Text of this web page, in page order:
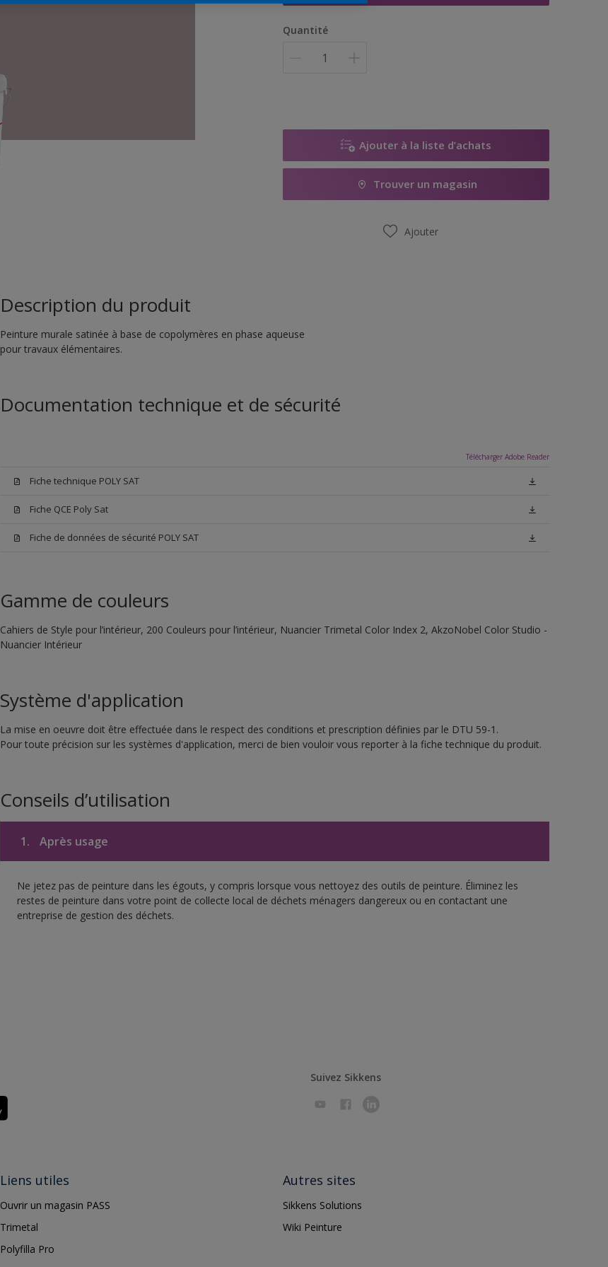
Quantité
Ajouter à la liste d’achats
Trouver un magasin
Ajouter
Description du produit
Peinture murale satinée à base de copolymères en phase aqueuse
pour travaux élémentaires.
Documentation technique et de sécurité
Télécharger Adobe Reader
Fiche technique POLY SAT
Fiche QCE Poly Sat
Fiche de données de sécurité POLY SAT
Gamme de couleurs
Cahiers de Style pour l’intérieur, 200 Couleurs pour l’intérieur, Nuancier Trimetal Color Index 2, AkzoNobel Color Studio -
Nuancier Intérieur
Système d'application
La mise en oeuvre doit être effectuée dans le respect des conditions et prescription définies par le DTU 59-1.
Pour toute précision sur les systèmes d'application, merci de bien vouloir vous reporter à la fiche technique du produit.
Conseils d’utilisation
1. Après usage
Ne jetez pas de peinture dans les égouts, y compris lorsque vous nettoyez des outils de peinture. Éliminez les
restes de peinture dans votre point de collecte local de déchets ménagers dangereux ou en contactant une
entreprise de gestion des déchets.
Suivez Sikkens
Liens utiles
Ouvrir un magasin PASS
Trimetal
Polyfilla Pro
Autres sites
Sikkens Solutions
Wiki Peinture